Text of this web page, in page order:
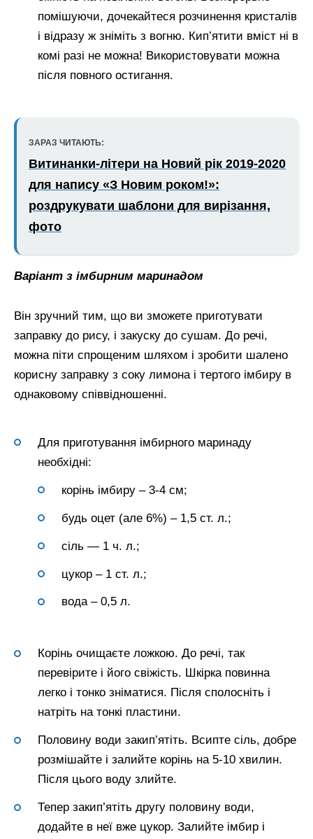
помішуючи, дочекайтеся розчинення кристалів
і відразу ж зніміть з вогню. Кип’ятити вміст ні в
комі разі не можна! Використовувати можна
після повного остигання.
ЗАРАЗ ЧИТАЮТЬ:
Витинанки-літери на Новий рік 2019-2020
для напису «З Новим роком!»:
роздрукувати шаблони для вирізання,
фото
Варіант з імбирним маринадом
Він зручний тим, що ви зможете приготувати
заправку до рису, і закуску до сушам. До речі,
можна піти спрощеним шляхом і зробити шалено
корисну заправку з соку лимона і тертого імбиру в
однаковому співвідношенні.
Для приготування імбирного маринаду
необхідні:
корінь імбиру – 3-4 см;
будь оцет (але 6%) – 1,5 ст. л.;
сіль — 1 ч. л.;
цукор – 1 ст. л.;
вода – 0,5 л.
Корінь очищаєте ложкою. До речі, так
перевірите і його свіжість. Шкірка повинна
легко і тонко зніматися. Після сполосніть і
натріть на тонкі пластини.
Половину води закип’ятіть. Всипте сіль, добре
розмішайте і залийте корінь на 5-10 хвилин.
Після цього воду злийте.
Тепер закип’ятіть другу половину води,
додайте в неї вже цукор. Залийте імбир і